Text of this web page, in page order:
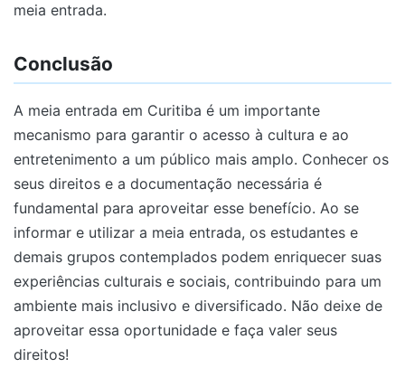
meia entrada.
Conclusão
A meia entrada em Curitiba é um importante
mecanismo para garantir o acesso à cultura e ao
entretenimento a um público mais amplo. Conhecer os
seus direitos e a documentação necessária é
fundamental para aproveitar esse benefício. Ao se
informar e utilizar a meia entrada, os estudantes e
demais grupos contemplados podem enriquecer suas
experiências culturais e sociais, contribuindo para um
ambiente mais inclusivo e diversificado. Não deixe de
aproveitar essa oportunidade e faça valer seus
direitos!